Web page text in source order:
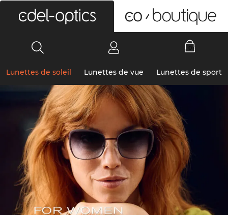
Lunettes de soleil Lunettes de vue Lunettes de sport